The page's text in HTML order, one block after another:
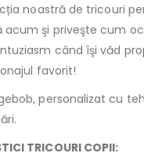
noastră de tricouri
acum şi priveşte cum
când îşi văd
favorit!
personalizat cu
TRICOURI COPII: